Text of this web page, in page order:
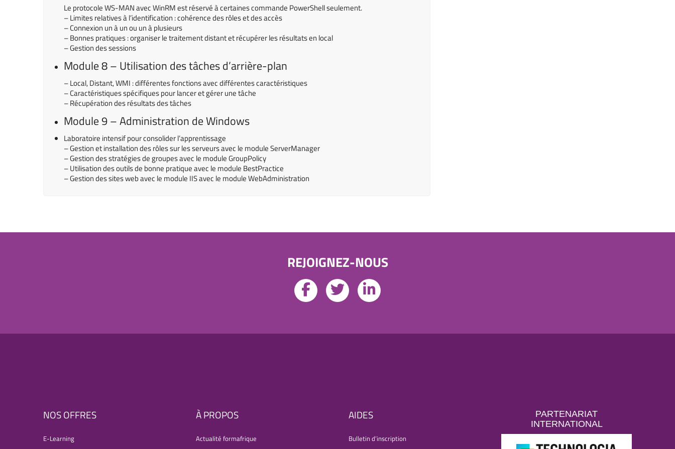
Le protocole WS-MAN avec WinRM est réservé à certaines commande PowerShell seulement.
– Limites relatives à l’identification : cohérence des rôles et des accès
– Connexion un à un ou un à plusieurs
– Bonnes pratiques : organiser le traitement distant et récupérer les résultats en local
– Gestion des sessions
Module 8 – Utilisation des tâches d’arrière-plan
– Local, Distant, WMI : différentes fonctions avec différentes caractéristiques
– Caractéristiques spécifiques pour lancer et gérer une tâche
– Récupération des résultats des tâches
Module 9 – Administration de Windows
Laboratoire intensif pour consolider l’apprentissage
– Gestion et installation des rôles sur les serveurs avec le module ServerManager
– Gestion des stratégies de groupes avec le module GroupPolicy
– Utilisation des outils de bonne pratique avec le module BestPractice
– Gestion des sites web avec le module IIS avec le module WebAdministration
REJOIGNEZ-NOUS
NOS OFFRES
E-Learning
À PROPOS
Actualité formafrique
AIDES
Bulletin d’inscription
PARTENARIAT
INTERNATIONAL